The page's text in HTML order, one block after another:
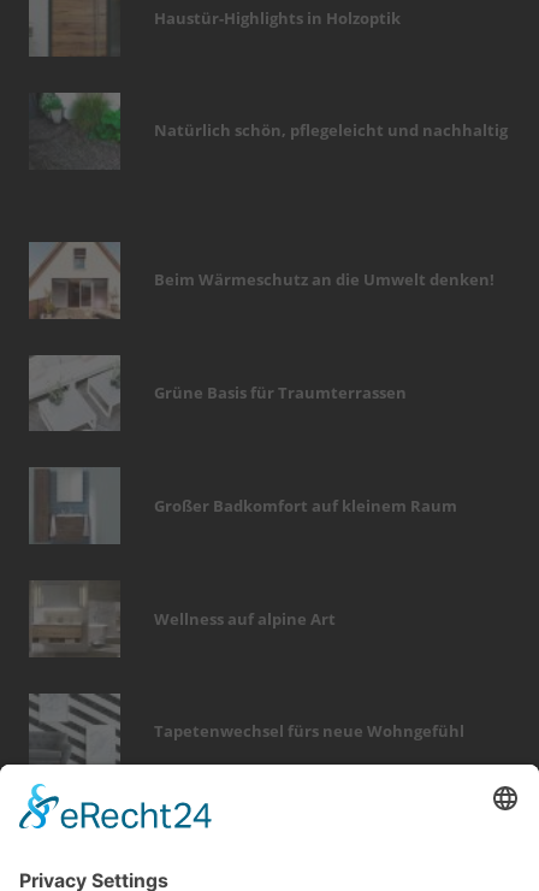
Haustür-Highlights in Holzoptik
Natürlich schön, pflegeleicht und nachhaltig
Beim Wärmeschutz an die Umwelt denken!
Grüne Basis für Traumterrassen
Großer Badkomfort auf kleinem Raum
Wellness auf alpine Art
Tapetenwechsel fürs neue Wohngefühl